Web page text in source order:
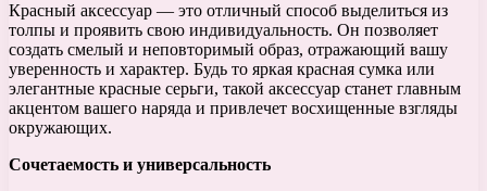
Красный аксессуар — это отличный способ выделиться из
толпы и проявить свою индивидуальность. Он позволяет
создать смелый и неповторимый образ, отражающий вашу
уверенность и характер. Будь то яркая красная сумка или
элегантные красные серьги, такой аксессуар станет главным
акцентом вашего наряда и привлечет восхищенные взгляды
окружающих.
Сочетаемость и универсальность